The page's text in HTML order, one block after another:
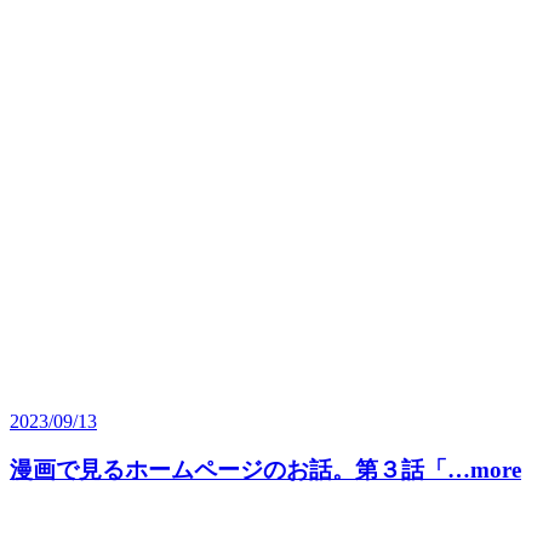
2023/09/13
漫画で見るホームページのお話。第３話「…more